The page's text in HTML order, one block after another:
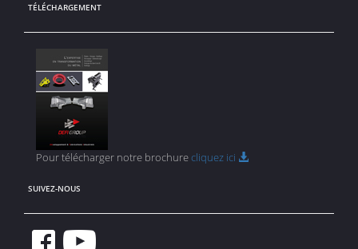
TÉLÉCHARGEMENT
Pour télécharger notre brochurecliquez ici
SUIVEZ-NOUS